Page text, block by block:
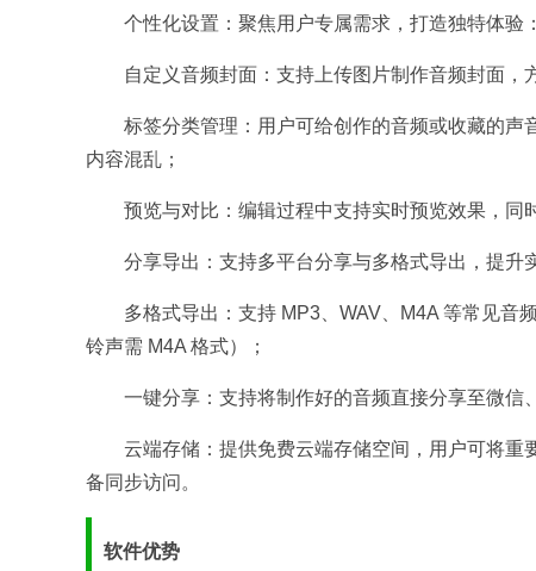
个性化设置：聚焦用户专属需求，打造独特体验：​
自定义音频封面：支持上传图片制作音频封面，
标签分类管理：用户可给创作的音频或收藏的声
内容混乱；​
预览与对比：编辑过程中支持实时预览效果，同
分享导出：支持多平台分享与多格式导出，提升
多格式导出：支持 MP3、WAV、M4A 等常见音
铃声需 M4A 格式）；​
一键分享：支持将制作好的音频直接分享至微信
云端存储：提供免费云端存储空间，用户可将
备同步访问。​
软件优势​